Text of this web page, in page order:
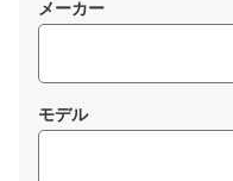
メーカー
モデル